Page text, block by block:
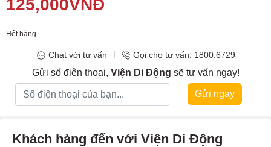
lớpNano chống bụi bẩn
cáp,chống lực va đập tốt
125,000VNĐ
Hết hàng
Chat với tư vấn Gọi cho tư vấn: 1800.6729
Gửi số điện thoại, Viện Di Động sẽ tư vấn ngay!
Gửi ngay
Khách hàng đến với Viện Di Động